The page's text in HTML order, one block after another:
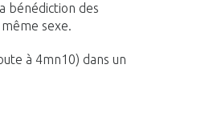
bénédiction des
sexe.
à 4mn10) dans un